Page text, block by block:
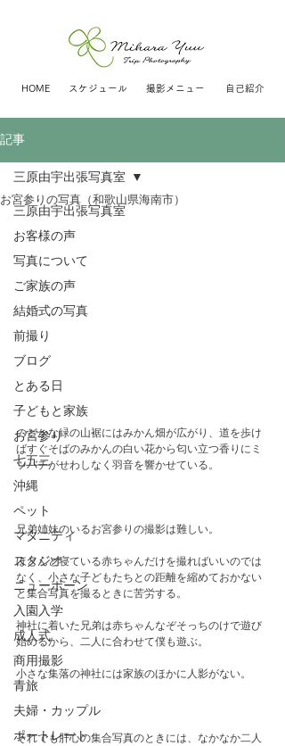
HOME スケジュール 撮影メニュー 自己紹介
記事
三原由宇出張写真室
お客様の声
写真について
ご家族の声
結婚式の写真
前撮り
ブログ
とある日
子どもと家族
お宮参り
七五三
沖縄
ペット
マタニティ
スタジオ
ニューボーン
入園入学
成人式
商用撮影
青旅
夫婦・カップル
ポートレート
三原由宇出張写真室
お宮参りの写真（和歌山県海南市）
のどかな緑の山裾にはみかん畑が広がり、道を歩け
ばすぐそばのみかんの白い花から匂い立つ香りにミ
ツバチがせわしなく羽音を響かせている。
兄弟姉妹のいるお宮参りの撮影は難しい。
ほとんど寝ている赤ちゃんだけを撮ればいいのでは
なく、小さな子どもたちとの距離を縮めておかない
と集合写真を撮るときに苦労する。
神社に着いた兄弟は赤ちゃんなぞそっちのけで遊び
始めるから、二人に合わせて僕も遊ぶ。
小さな集落の神社には家族のほかに人影がない。
それでも肝心の集合写真のときには、なかなか二人